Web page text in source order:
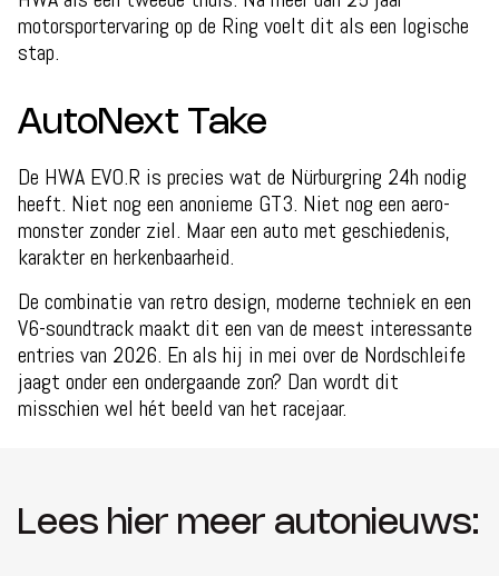
motorsportervaring op de Ring voelt dit als een logische
stap.
AutoNext Take
De HWA EVO.R is precies wat de Nürburgring 24h nodig
heeft. Niet nog een anonieme GT3. Niet nog een aero-
monster zonder ziel. Maar een auto met geschiedenis,
karakter en herkenbaarheid.
De combinatie van retro design, moderne techniek en een
V6-soundtrack maakt dit een van de meest interessante
entries van 2026. En als hij in mei over de Nordschleife
jaagt onder een ondergaande zon? Dan wordt dit
misschien wel hét beeld van het racejaar.
Lees hier meer autonieuws: